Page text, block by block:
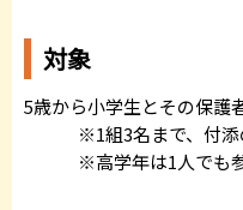
対象
5歳から小学生とその保護
※1組3名まで、付添
※高学年は1人でも参